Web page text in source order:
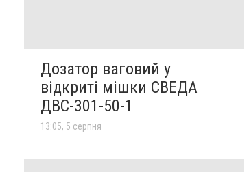
Дозатор ваговий у
відкриті мішки СВЕДА
ДВС-301-50-1
13:05, 5 серпня